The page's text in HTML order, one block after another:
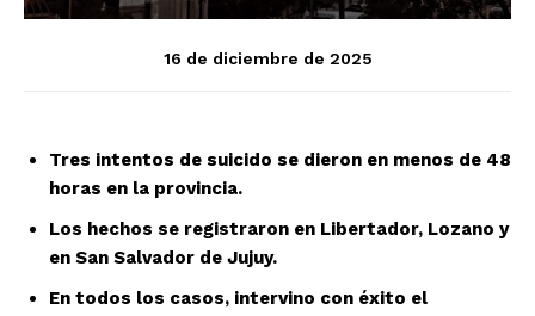
16 de diciembre de 2025
Tres intentos de suicido se dieron en menos de 48
horas en la provincia.
Los hechos se registraron en Libertador, Lozano y
en San Salvador de Jujuy.
En todos los casos, intervino con éxito el